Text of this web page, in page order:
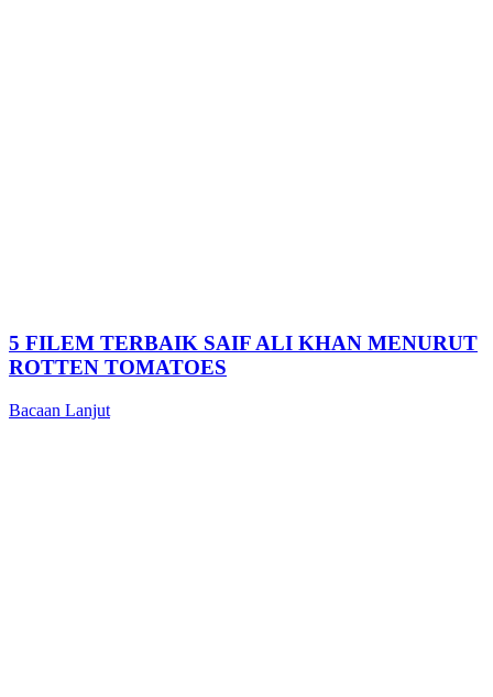
5 FILEM TERBAIK SAIF ALI KHAN MENURUT
ROTTEN TOMATOES
Bacaan Lanjut